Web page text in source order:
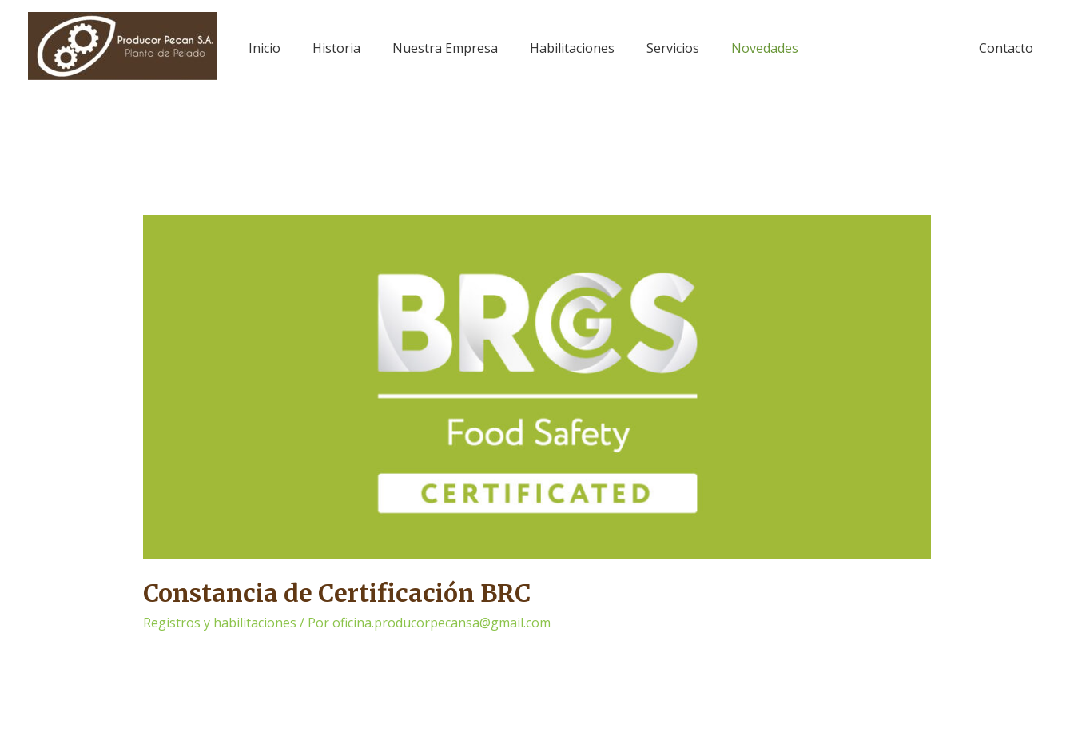
contenido
Inicio Historia Nuestra Empresa Habilitaciones Servicios Novedades Contacto
Constancia de Certificación BRC
Registros y habilitaciones / Poroficina.producorpecansa@gmail.com